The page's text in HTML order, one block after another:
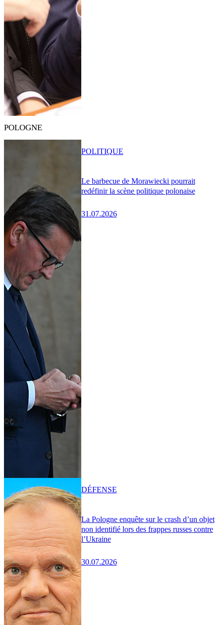
POLOGNE
Le barbecue de Morawiecki pourrait
redéfinir la scène politique polonaise
31.07.2026
POLITIQUE
La Pologne enquête sur le crash d’un objet
non identifié lors des frappes russes contre
l’Ukraine
30.07.2026
DÉFENSE